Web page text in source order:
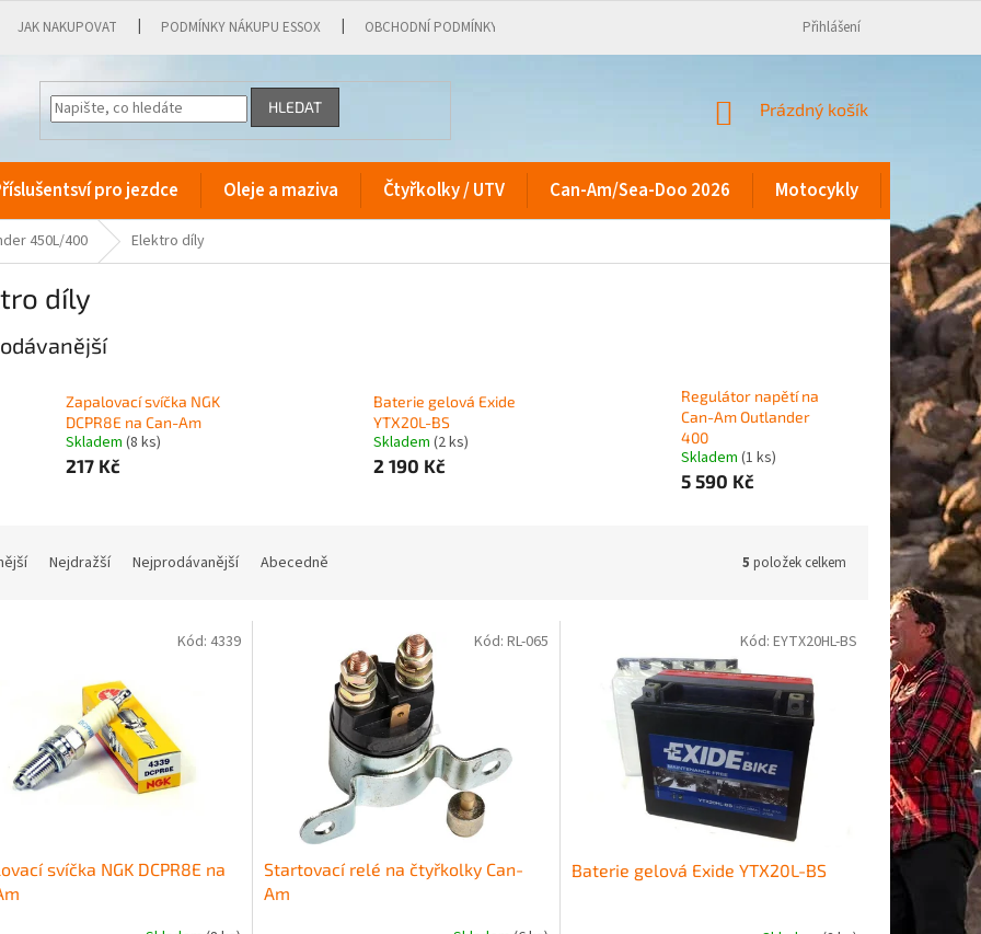
JAK NAKUPOVAT PODMÍNKY NÁKUPU ESSOX OBCHODNÍ PODMÍNKY Přihlášení
HLEDAT
NÁKUPNÍ
Prázdný košík
pro jezdce Oleje a maziva Čtyřkolky / UTV Can-Am/Sea-Doo 2026 Motocykly
450L/400 Elektro díly
díly
Zapalovací svíčka NGK
DCPR8E na Can-Am
Skladem (8 ks)
217 Kč
Baterie gelová Exide
YTX20L-BS
Skladem (2 ks)
2 190 Kč
Regulátor napětí na
Can-Am Outlander
400
Skladem (1 ks)
5 590 Kč
Nejdražší Nejprodávanější Abecedně 5 položek celkem
svíčka NGK DCPR8E na
Kód: 4339
Startovací relé na čtyřkolky Can-
Am
Kód: RL-065
Baterie gelová Exide YTX20L-BS
Kód: EYTX20HL-BS